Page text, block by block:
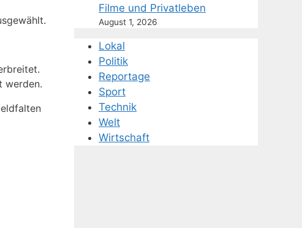
werden.
Filme und Privatleben
August 1, 2026
Lokal
Politik
Reportage
Sport
Technik
Welt
Wirtschaft